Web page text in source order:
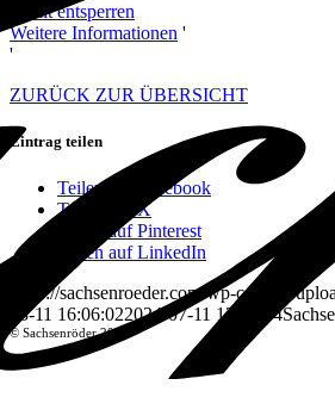
Inhalt entsperren
Weitere Informationen '
'
ZURÜCK ZUR ÜBERSICHT
Eintrag teilen
Teilen auf Facebook
Teilen auf X
Teilen auf Pinterest
Teilen auf LinkedIn
https://sachsenroeder.com/wp-content/
03-11 16:06:022024-07-11 13:16:44
© Sachsenröder 2024